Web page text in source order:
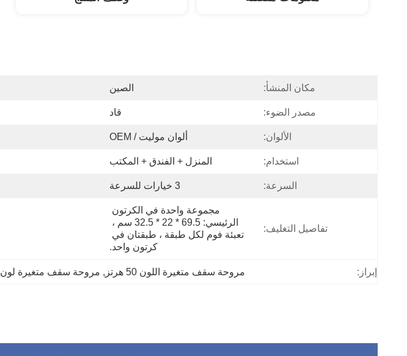
مكان المنشأ: الصين
مصدر الضوء: قاد
الألوان: ألوان موليت / OEM
استخدام: المنزل + الفندق + المكتب
السرعة: 3 خيارات للسرعة
تفاصيل التغليف:
كرتون واحد.
إبراز: مروحة سقف متغيرة اللون 50 هرتز , مروحة سقف متغيرة لون OEM